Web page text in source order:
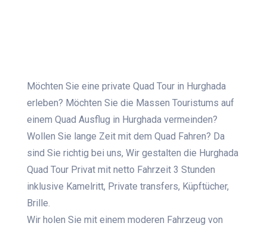
Möchten Sie eine private Quad Tour in Hurghada
erleben? Möchten Sie die Massen Touristums auf
einem Quad Ausflug in Hurghada vermeinden?
Wollen Sie lange Zeit mit dem Quad Fahren? Da
sind Sie richtig bei uns, Wir gestalten die Hurghada
Quad Tour Privat mit netto Fahrzeit 3 Stunden
inklusive Kamelritt, Private transfers, Küpftücher,
Brille.
Wir holen Sie mit einem moderen Fahrzeug von